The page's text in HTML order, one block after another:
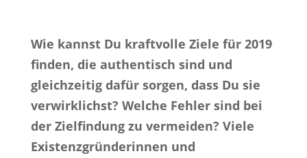
Wie kannst Du kraftvolle Ziele für 2019
finden, die authentisch sind und
gleichzeitig dafür sorgen, dass Du sie
verwirklichst? Welche Fehler sind bei
der Zielfindung zu vermeiden? Viele
Existenzgründerinnen und